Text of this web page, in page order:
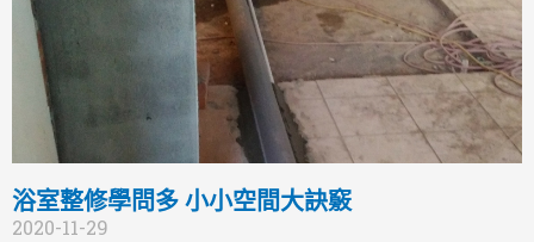
浴室整修學問多 小小空間大訣竅
2020-11-29